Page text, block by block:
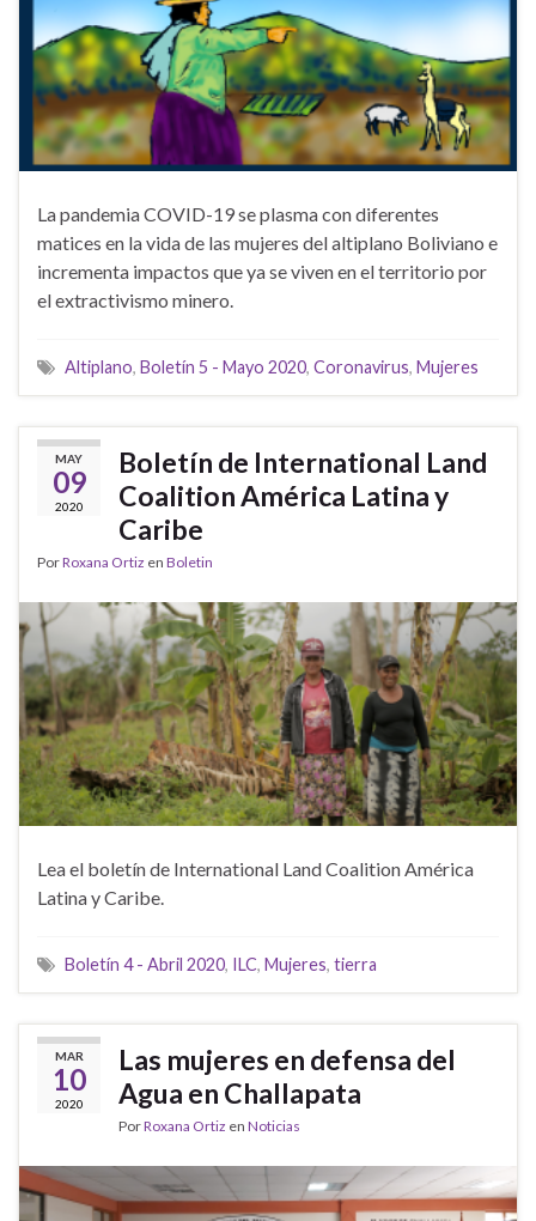
La pandemia COVID-19 se plasma con diferentes
matices en la vida de las mujeres del altiplano Boliviano e
incrementa impactos que ya se viven en el territorio por
el extractivismo minero.
Altiplano, Boletín 5 - Mayo 2020, Coronavirus, Mujeres
MAY
09
2020
Boletín de International Land
Coalition América Latina y
Caribe
PorRoxana Ortiz en Boletin
Lea el boletín de International Land Coalition América
Latina y Caribe.
Boletín 4 - Abril 2020, ILC, Mujeres, tierra
MAR
10
2020
Las mujeres en defensa del
Agua en Challapata
PorRoxana Ortiz en Noticias